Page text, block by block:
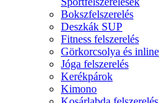
Bokszfelszerelés
Deszkák SUP
Fitness felszerelés
Görkorcsolya és
Jóga felszerelés
Kerékpárok
Kimono